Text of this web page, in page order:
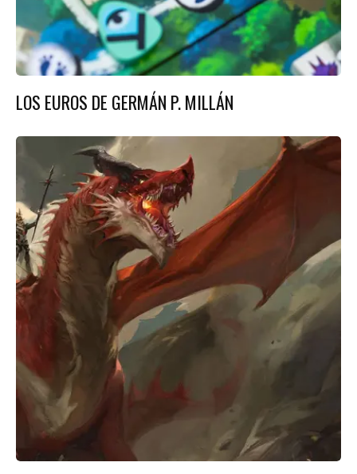
LOS EUROS DE GERMÁN P. MILLÁN